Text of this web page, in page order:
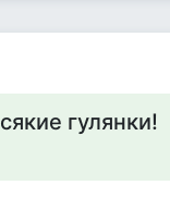
гулянки!